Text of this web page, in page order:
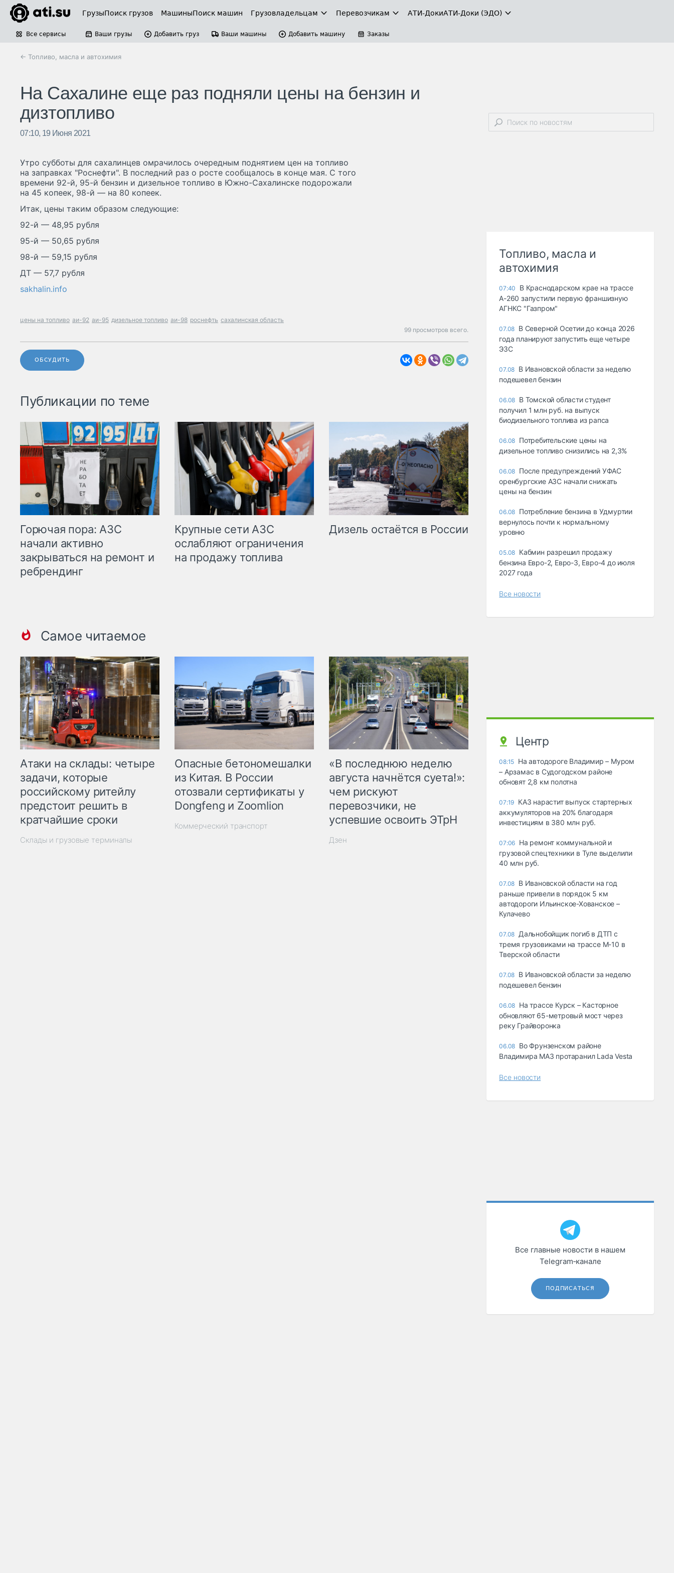
ГрузыПоиск грузов МашиныПоиск машин Грузовладельцам Перевозчикам АТИ-ДокиАТИ-Доки (ЭДО)
Все сервисы Ваши грузы Добавить груз Ваши машины Добавить машину Заказы
← Топливо, масла и автохимия
На Сахалине еще раз подняли цены на бензин и
дизтопливо
07:10, 19 Июня 2021
Утро субботы для сахалинцев омрачилось очередным поднятием цен на топливо
на заправках "Роснефти". В последний раз о росте сообщалось в конце мая. С того
времени 92-й, 95-й бензин и дизельное топливо в Южно-Сахалинске подорожали
на 45 копеек, 98-й — на 80 копеек.
Итак, цены таким образом следующие:
92-й — 48,95 рубля
95-й — 50,65 рубля
98-й — 59,15 рубля
ДТ — 57,7 рубля
sakhalin.info
цены на топливо аи-92 аи-95 дизельное топливо аи-98 роснефть сахалинская область
99 просмотров всего.
ОБСУДИТЬ
Публикации по теме
Горючая пора: АЗС
начали активно
закрываться на ремонт и
ребрендинг
Крупные сети АЗС
ослабляют ограничения
на продажу топлива
Дизель остаётся в России
Самое читаемое
Атаки на склады: четыре
задачи, которые
российскому ритейлу
предстоит решить в
кратчайшие сроки
Склады и грузовые терминалы
Опасные бетономешалки
из Китая. В России
отозвали сертификаты у
Dongfeng и Zoomlion
Коммерческий транспорт
«В последнюю неделю
августа начнётся суета!»:
чем рискуют
перевозчики, не
успевшие освоить ЭТрН
Дзен
Топливо, масла и
автохимия
07:40
В Краснодарском крае на трассе
А-260 запустили первую франшизную
АГНКС "Газпром"
07.08 В Северной Осетии до конца 2026
года планируют запустить еще четыре
ЭЗС
07.08 В Ивановской области за неделю
подешевел бензин
06.08 В Томской области студент
получил 1 млн руб. на выпуск
биодизельного топлива из рапса
06.08 Потребительские цены на
дизельное топливо снизились на 2,3%
06.08 После предупреждений УФАС
оренбургские АЗС начали снижать
цены на бензин
06.08 Потребление бензина в Удмуртии
вернулось почти к нормальному
уровню
05.08 Кабмин разрешил продажу
бензина Евро-2, Евро-3, Евро-4 до июля
2027 года
Все новости
Центр
08:15 На автодороге Владимир – Муром
– Арзамас в Судогодском районе
обновят 2,8 км полотна
07:19 КАЗ нарастит выпуск стартерных
аккумуляторов на 20% благодаря
инвестициям в 380 млн руб.
07:06 На ремонт коммунальной и
грузовой спецтехники в Туле выделили
40 млн руб.
07.08 В Ивановской области на год
раньше привели в порядок 5 км
автодороги Ильинское-Хованское –
Кулачево
07.08 Дальнобойщик погиб в ДТП с
тремя грузовиками на трассе М-10 в
Тверской области
07.08 В Ивановской области за неделю
подешевел бензин
06.08 На трассе Курск – Касторное
обновляют 65-метровый мост через
реку Грайворонка
06.08 Во Фрунзенском районе
Владимира МАЗ протаранил Lada Vesta
Все новости
Все главные новости в нашем
Telegram‑канале
ПОДПИСАТЬСЯ